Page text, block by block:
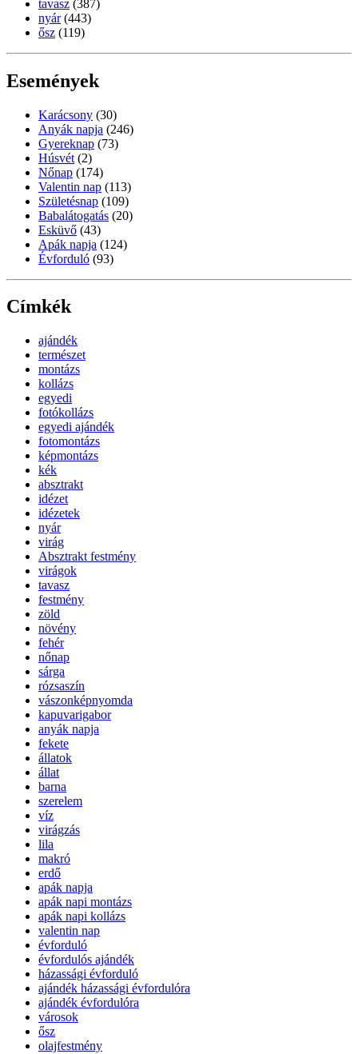
tavasz (387)
nyár (443)
ősz (119)
Események
Karácsony (30)
Anyák napja (246)
Gyereknap (73)
Húsvét (2)
Nőnap (174)
Valentin nap (113)
Születésnap (109)
Babalátogatás (20)
Esküvő (43)
Apák napja (124)
Évforduló (93)
Címkék
ajándék
természet
montázs
kollázs
egyedi
fotókollázs
egyedi ajándék
fotomontázs
képmontázs
kék
absztrakt
idézet
idézetek
nyár
virág
Absztrakt festmény
virágok
tavasz
festmény
zöld
növény
fehér
nőnap
sárga
rózsaszín
vászonképnyomda
kapuvarigabor
anyák napja
fekete
állatok
állat
barna
szerelem
víz
virágzás
lila
makró
erdő
apák napja
apák napi montázs
apák napi kollázs
valentin nap
évforduló
évfordulós ajándék
házassági évforduló
ajándék házassági évfordulóra
ajándék évfordulóra
városok
ősz
olajfestmény